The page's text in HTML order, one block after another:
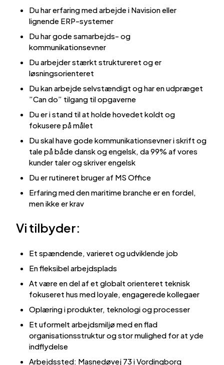
Du har erfaring med arbejde i Navision eller
lignende ERP-systemer
Du har gode samarbejds- og
kommunikationsevner
Du arbejder stærkt struktureret og er
løsningsorienteret
Du kan arbejde selvstændigt og har en udpræget
”Can do” tilgang til opgaverne
Du er i stand til at holde hovedet koldt og
fokusere på målet
Du skal have gode kommunikationsevner i skrift og
tale på både dansk og engelsk, da 99% af vores
kunder taler og skriver engelsk
Du er rutineret bruger af MS Office
Erfaring med den maritime branche er en fordel,
men ikke er krav
Vi tilbyder:
Et spændende, varieret og udviklende job
En fleksibel arbejdsplads
At være en del af et globalt orienteret teknisk
fokuseret hus med loyale, engagerede kollegaer
Oplæring i produkter, teknologi og processer
Et uformelt arbejdsmiljø med en flad
organisationsstruktur og stor mulighed for at yde
indflydelse
Arbejdssted: Masnedøvej 73 i Vordingborg